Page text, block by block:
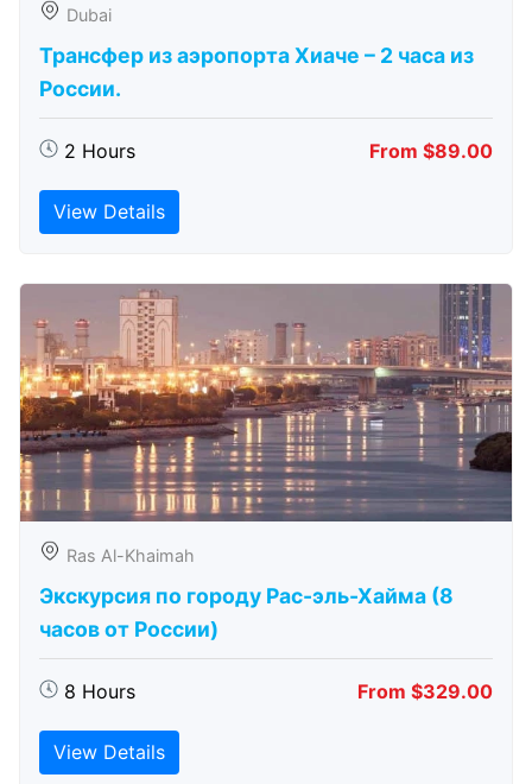
Dubai
Трансфер из аэропорта Хиаче – 2 часа из
России.
2 Hours From $89.00
View Details
Ras Al-Khaimah
Экскурсия по городу Рас-эль-Хайма (8
часов от России)
8 Hours From $329.00
View Details